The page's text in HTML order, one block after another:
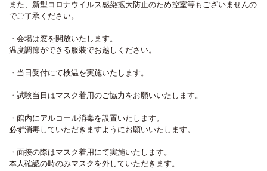
また、新型コロナウイルス感染拡大防止のため控室等もございませんの
でご了承ください。
・会場は窓を開放いたします。
温度調節ができる服装でお越しください。
・当日受付にて検温を実施いたします。
・試験当日はマスク着用のご協力をお願いいたします。
・館内にアルコール消毒を設置いたします。
必ず消毒していただきますようにお願いいたします。
・面接の際はマスク着用にて実施いたします。
本人確認の時のみマスクを外していただきます。